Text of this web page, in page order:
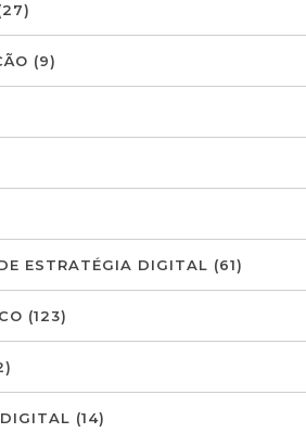
(9)
ESTRATÉGIA DIGITAL (61)
(123)
(14)